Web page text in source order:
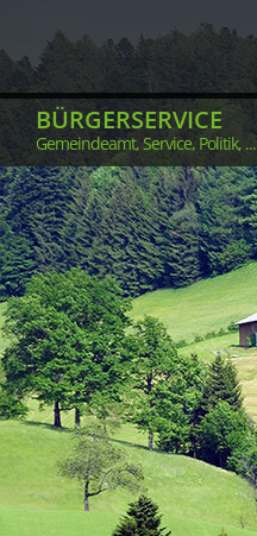
BÜRGERSERVICE
Gemeindeamt, Service, Politik, ...